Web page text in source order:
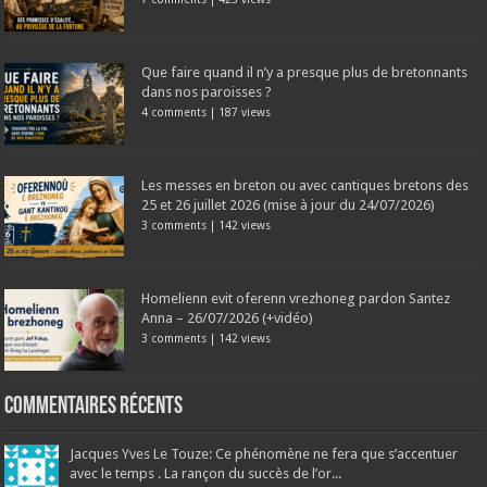
Que faire quand il n’y a presque plus de bretonnants
dans nos paroisses ?
4 comments | 187 views
Les messes en breton ou avec cantiques bretons des
25 et 26 juillet 2026 (mise à jour du 24/07/2026)
3 comments | 142 views
Homelienn evit oferenn vrezhoneg pardon Santez
Anna – 26/07/2026 (+vidéo)
3 comments | 142 views
Commentaires récents
Jacques Yves Le Touze: Ce phénomène ne fera que s’accentuer
avec le temps . La rançon du succès de l’or...